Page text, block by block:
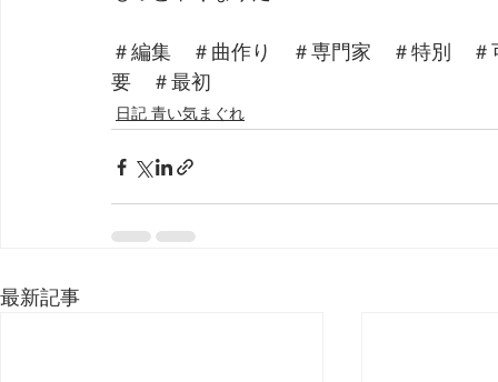
＃編集　＃曲作り　＃専門家　＃特別　
要　＃最初
日記 青い気まぐれ
最新記事